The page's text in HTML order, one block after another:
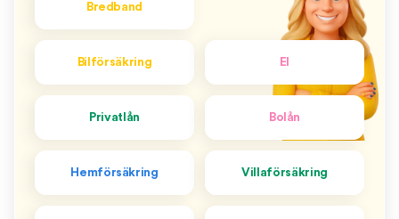
Bredband
Bilförsäkring El
Privatlån Bolån
Hemförsäkring Villaförsäkring